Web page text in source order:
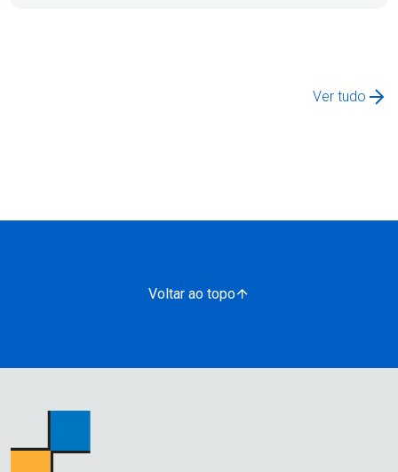
Ver tudo
Voltar ao topo